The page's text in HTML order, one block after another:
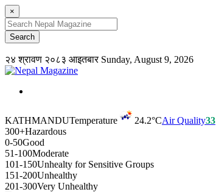
×
२४ श्रावण २०८३ आइतबारSunday, August 9, 2026
KATHMANDUTemperature 24.2°CAir Quality33
300+Hazardous
0-50Good
51-100Moderate
101-150Unhealty for Sensitive Groups
151-200Unhealthy
201-300Very Unhealthy